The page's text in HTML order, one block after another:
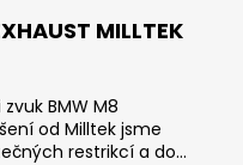
MILLTEK
BMW M8
od Milltek jsme
restrikcí a do...